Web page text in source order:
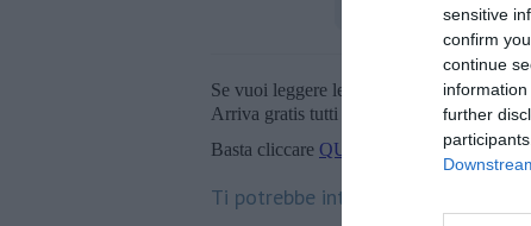
sensitive
confirm
continue
further
Se vuoi leggere le notizie principali della
Arriva gratis tutti i giorni alle 20:00
Basta cliccare QUI
Ti potrebbe interessare anche: